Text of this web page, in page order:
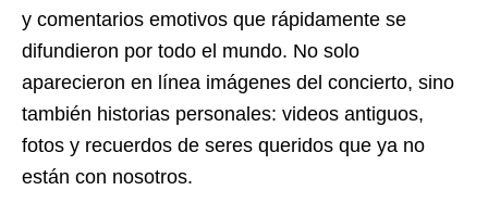
y comentarios emotivos que rápidamente se
difundieron por todo el mundo. No solo
aparecieron en línea imágenes del concierto, sino
también historias personales: videos antiguos,
fotos y recuerdos de seres queridos que ya no
están con nosotros.